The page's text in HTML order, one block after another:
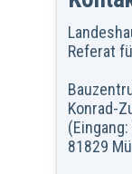
Referat
Konrad-
81829